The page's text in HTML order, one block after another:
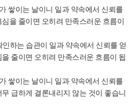
쌓이는 날이니 일과 약속에서 신뢰를
을 줄이면 오히려 만족스러운 흐름이
인하는 습관이 일과 약속에서 신뢰를 얻
줄이면 오히려 만족스러운 흐름이 됩
쌓이는 날이니 일과 약속에서 신뢰를
급하게 결론내리지 않는 것이 좋습니